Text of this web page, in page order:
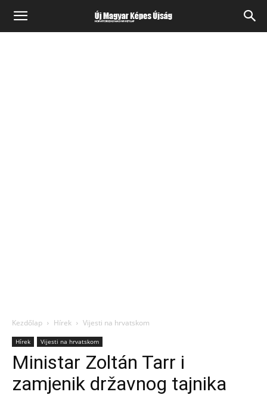
Kezdőlap Hírek Vijesti na hrvatskom
Hírek Vijesti na hrvatskom
Ministar Zoltán Tarr i
zamjenik državnog tajnika